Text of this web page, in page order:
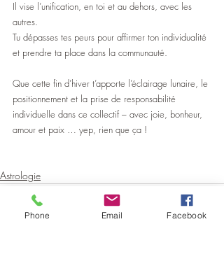
Il vise l’unification, en toi et au dehors, avec les
autres.
Tu dépasses tes peurs pour affirmer ton individualité
et prendre ta place dans la communauté.
Que cette fin d’hiver t’apporte l’éclairage lunaire, le
positionnement et la prise de responsabilité
individuelle dans ce collectif – avec joie, bonheur,
amour et paix … yep, rien que ça !
Astrologie
Phone Email Facebook